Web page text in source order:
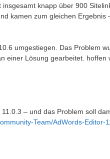
knapp über 900
kamen zum gleichen Ergebnis
umgestiegen. Das Problem
einer Lösung gearbeitet. hoffen
– und das Problem soll
Team/AdWords-Editor-